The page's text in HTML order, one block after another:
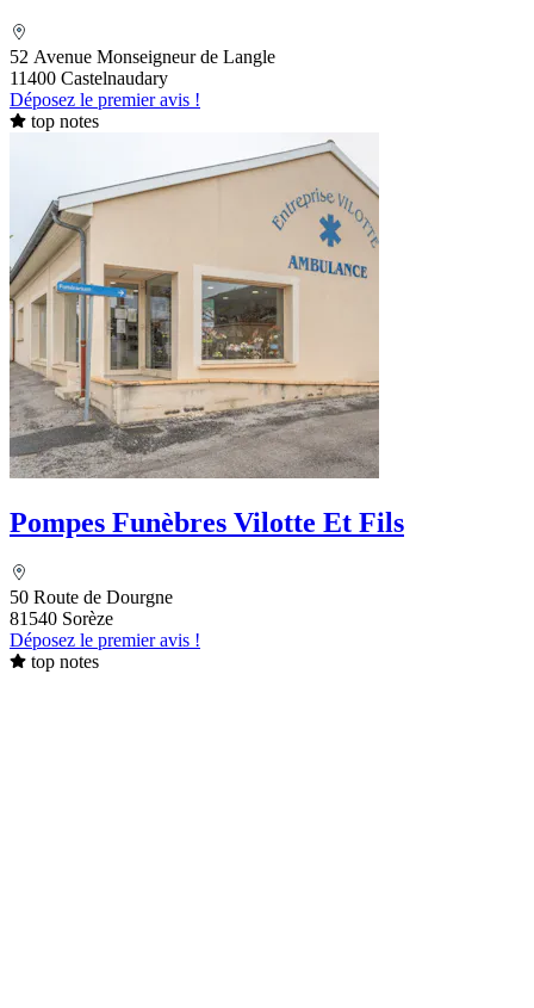
52 Avenue Monseigneur de Langle
11400 Castelnaudary
Déposez le premier avis !
top notes
Pompes Funèbres Vilotte Et Fils
50 Route de Dourgne
81540 Sorèze
Déposez le premier avis !
top notes